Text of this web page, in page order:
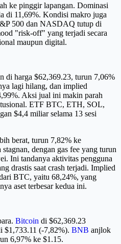
ke pinggir lapangan. Dominasi
di 11,69%. Kondisi makro juga
500 dan NASDAQ tutup di
"risk-off" yang terjadi secara
maupun digital.
di harga $62,369.23, turun 7,06%
lagi hilang, dan implied
Aksi jual ini makin parah
ETF BTC, ETH, SOL,
$4,4 miliar selama 13 sesi
berat, turun 7,82% ke
dengan gas fee yang turun
Ini tandanya aktivitas pengguna
drastis saat crash terjadi. Implied
BTC, yaitu 68,24%, yang
aset terbesar kedua ini.
Bitcoin di $62,369.23
$1,733.11 (-7,82%). BNB anjlok
6,97% ke $1.15.